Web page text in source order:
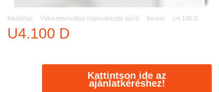
Kezdőlap Vákuumszivattyú olajleválasztó szűrő Becker U4.100 D
U4.100 D
Kattintson ide az
ajánlatkéréshez!